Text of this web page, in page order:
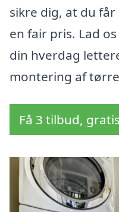
sikre dig, at du
en fair pris. Lad
din hverdag
montering af
Få 3 tilbud,